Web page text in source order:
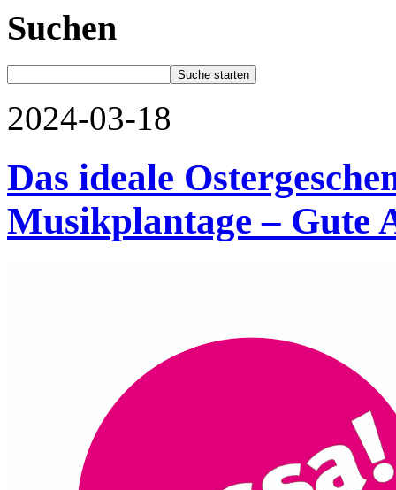
Suchen
2024-03-18
Das ideale
Musikplantage – Gute